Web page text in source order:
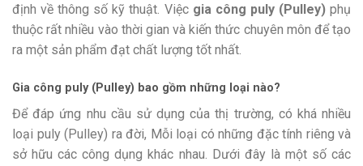
định về thông số kỹ thuật. Việc gia công puly (Pulley)phụ
thuộc rất nhiều vào thời gian và kiến thức chuyên môn để tạo
ra một sản phẩm đạt chất lượng tốt nhất.
Gia công puly (Pulley) bao gồm những loại nào?
Để đáp ứng nhu cầu sử dụng của thị trường, có khá nhiều
loại puly (Pulley) ra đời, Mỗi loại có những đặc tính riêng và
sở hữu các công dụng khác nhau. Dưới đây là một số các